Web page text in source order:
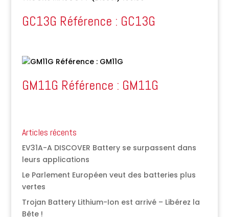
GC13G Référence : GC13G
GM11G Référence : GM11G
Articles récents
EV31A-A DISCOVER Battery se surpassent dans
leurs applications
Le Parlement Européen veut des batteries plus
vertes
Trojan Battery Lithium-Ion est arrivé – Libérez la
Bête !